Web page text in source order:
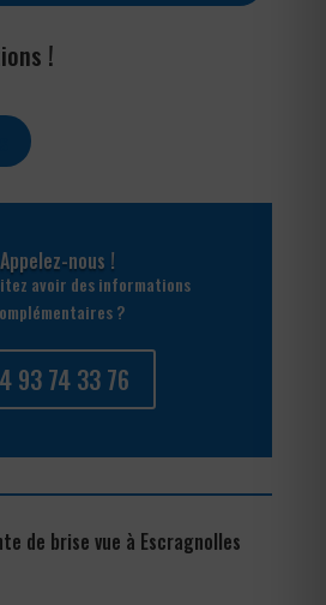
!
Appelez-nous !
avoir des informations
?
93 74 33 76
de brise vue à Escragnolles